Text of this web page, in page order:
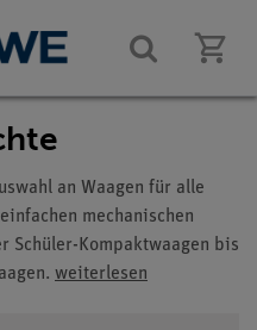
an Waagen für alle
mechanischen
Schüler-Kompaktwaagen bis
weiterlesen